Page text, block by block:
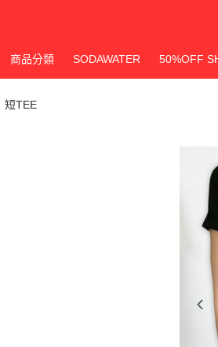
商品分類 SODAWATER 50%OFF
短TEE